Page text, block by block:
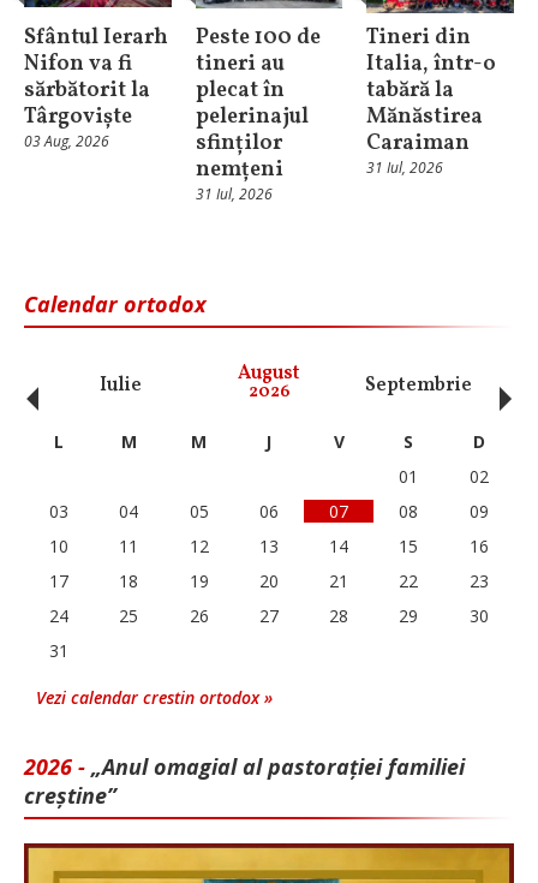
Sfântul Ierarh
Nifon va fi
sărbătorit la
Târgoviște
03 Aug, 2026
Peste 100 de
tineri au
plecat în
pelerinajul
sfinților
nemțeni
31 Iul, 2026
Tineri din
Italia, într-o
tabără la
Mănăstirea
Caraiman
31 Iul, 2026
Calendar ortodox
Iulie August
2026 Septembrie
‹ L M M J V S
D
01
02
03
04 05 06 07 08
09
10
11 12 13 14 15
16
17
18 19 20 21 22
23
24
25 26 27 28 29
30
31
Vezi calendar crestin ortodox »
2026 - „Anul omagial al pastorației familiei
creștine”